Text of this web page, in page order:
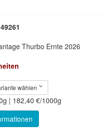
Thurbo Ernte 2026
wählen
| 182,40 €/1000g